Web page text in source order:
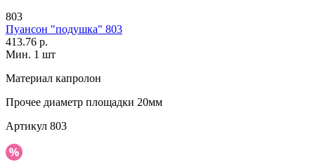
803
Пуансон "подушка" 803
413.76 р.
Мин. 1 шт
Материал капролон
Прочее диаметр площадки 20мм
Артикул 803